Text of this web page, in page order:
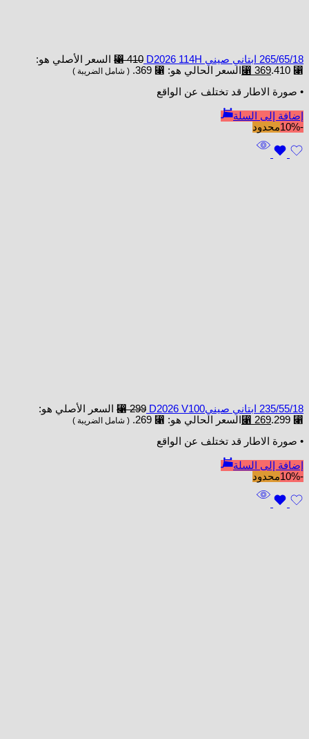
265/65/18 ابتاني صيني D2026 114H ⃁410
السعر الأصلي هو:
⃁ 410.
⃁ 369 السعر الحالي هو: ⃁ 369. ( شامل الضريبة )
• صورة الاطار قد تختلف عن الواقع
إضافة إلى السلة
-10%
محدود
235/55/18 ابتاني صينيD2026 V100 ⃁299
السعر الأصلي هو:
⃁ 299.
⃁ 269 السعر الحالي هو: ⃁ 269. ( شامل الضريبة )
• صورة الاطار قد تختلف عن الواقع
إضافة إلى السلة
-10%
محدود